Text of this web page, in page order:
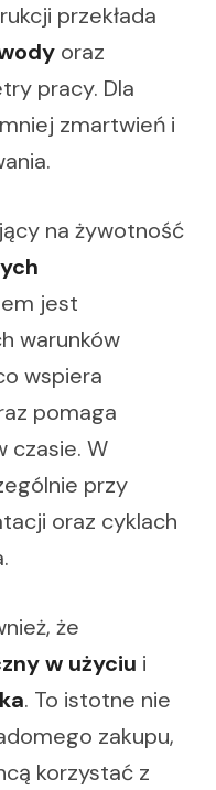
przekłada
oraz
pracy. Dla
zmartwień i
na żywotność
jest
warunków
wspiera
pomaga
czasie. W
przy
oraz cyklach
że
w użyciu i
. To istotne nie
zakupu,
korzystać z